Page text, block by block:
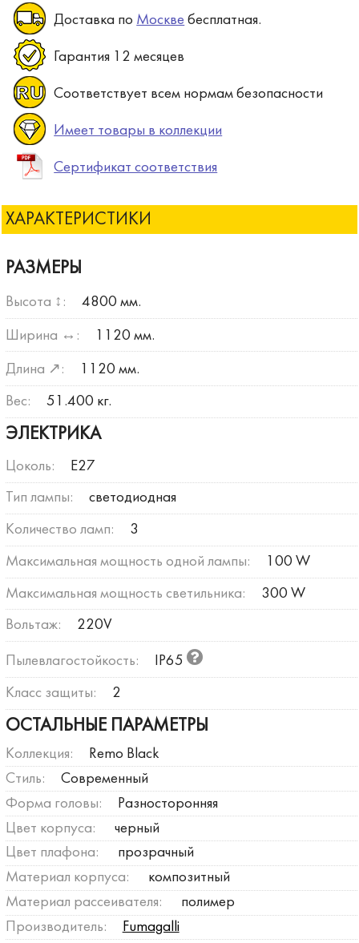
Доставка по Москве бесплатная.
Гарантия 12 месяцев
Соответствует всем нормам безопасности
Имеет товары в коллекции
Сертификат соответствия
ХАРАКТЕРИСТИКИ
РАЗМЕРЫ
Высота ↕: 4800 мм.
Ширина ↔: 1120 мм.
Длина ↗: 1120 мм.
Вес: 51.400 кг.
ЭЛЕКТРИКА
Цоколь: E27
Тип лампы: светодиодная
Количество ламп: 3
Максимальная мощность одной лампы: 100 W
Максимальная мощность светильника: 300 W
Вольтаж: 220V
Пылевлагостойкость: IP65
Класс защиты: 2
ОСТАЛЬНЫЕ ПАРАМЕТРЫ
Коллекция:
Remo Black
Стиль:
Современный
Форма головы:
Разносторонняя
Цвет корпуса:
черный
Цвет плафона:
прозрачный
Материал корпуса:
композитный
Материал рассеивателя:
полимер
Производитель:
Fumagalli